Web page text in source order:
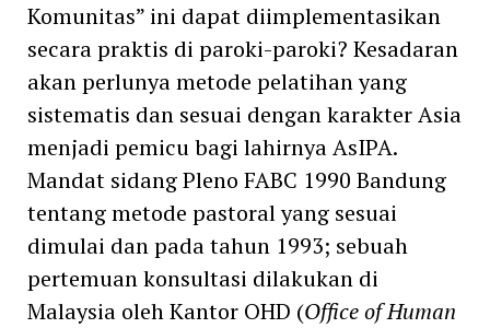
Komunitas” ini dapat diimplementasikan
secara praktis di paroki-paroki? Kesadaran
akan perlunya metode pelatihan yang
sistematis dan sesuai dengan karakter Asia
menjadi pemicu bagi lahirnya AsIPA.
Mandat sidang Pleno FABC 1990 Bandung
tentang metode pastoral yang sesuai
dimulai dan pada tahun 1993; sebuah
pertemuan konsultasi dilakukan di
Malaysia oleh Kantor OHD (Office of Human